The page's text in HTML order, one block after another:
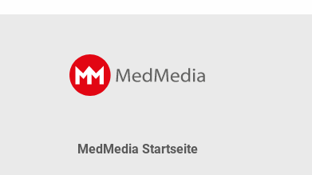
MedMedia Startseite